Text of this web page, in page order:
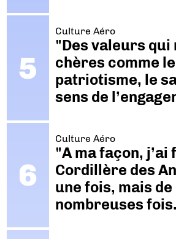
Culture Aéro
"Des valeurs qui
chères comme
patriotisme, le
sens de
Culture Aéro
"A ma façon,
Cordillère des
une fois, mais de
nombreuses